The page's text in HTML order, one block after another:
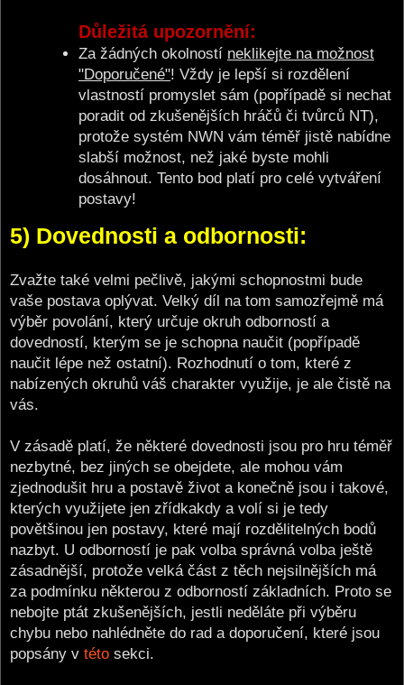
Důležitá upozornění:
Za žádných okolností neklikejte na možnost
"Doporučené"! Vždy je lepší si rozdělení
vlastností promyslet sám (popřípadě si nechat
poradit od zkušenějších hráčů či tvůrců NT),
protože systém NWN vám téměř jistě nabídne
slabší možnost, než jaké byste mohli
dosáhnout. Tento bod platí pro celé vytváření
postavy!
5) Dovednosti a odbornosti:
Zvažte také velmi pečlivě, jakými schopnostmi bude
vaše postava oplývat. Velký díl na tom samozřejmě má
výběr povolání, který určuje okruh odborností a
dovedností, kterým se je schopna naučit (popřípadě
naučit lépe než ostatní). Rozhodnutí o tom, které z
nabízených okruhů váš charakter využije, je ale čistě na
vás.
V zásadě platí, že některé dovednosti jsou pro hru téměř
nezbytné, bez jiných se obejdete, ale mohou vám
zjednodušit hru a postavě život a konečně jsou i takové,
kterých využijete jen zřídkakdy a volí si je tedy
povětšinou jen postavy, které mají rozdělitelných bodů
nazbyt. U odborností je pak volba správná volba ještě
zásadnější, protože velká část z těch nejsilnějších má
za podmínku některou z odborností základních. Proto se
nebojte ptát zkušenějších, jestli neděláte při výběru
chybu nebo nahlédněte do rad a doporučení, které jsou
popsány v této sekci.